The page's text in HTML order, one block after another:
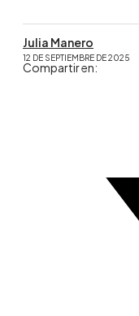
Julia Manero
12 DE SEPTIEMBRE DE 2025
Compartir en: